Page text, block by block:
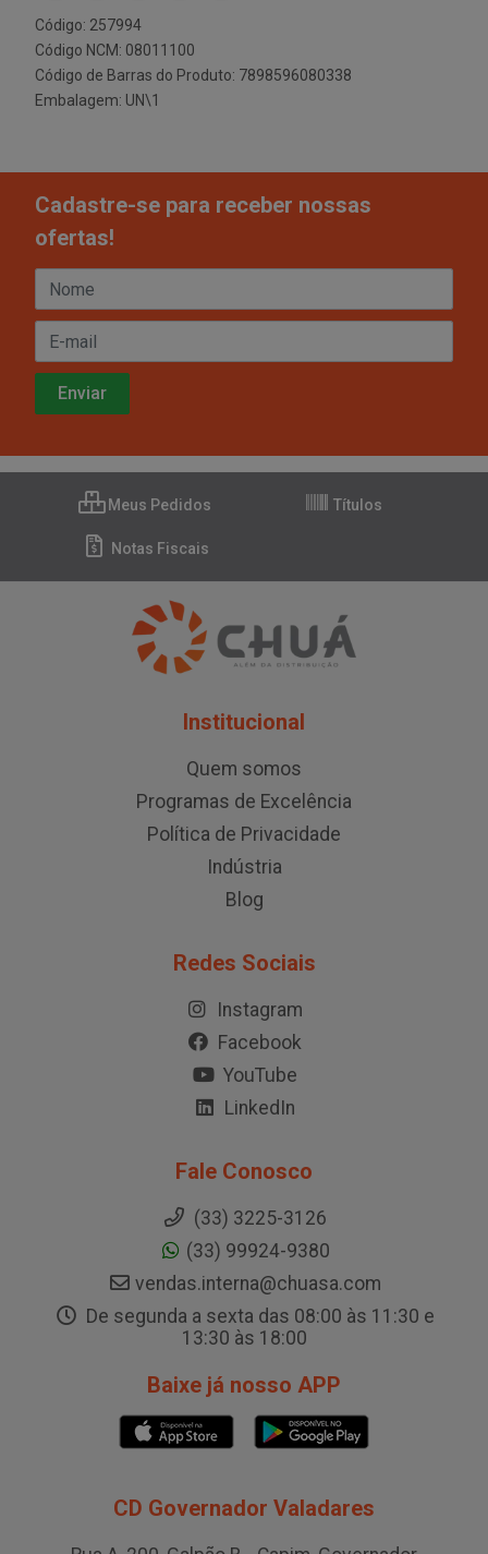
Código: 257994
Código NCM: 08011100
Código de Barras do Produto: 7898596080338
Embalagem: UN\1
Cadastre-se para receber nossas
ofertas!
Meus Pedidos Títulos
Notas Fiscais
Institucional
Quem somos
Programas de Excelência
Política de Privacidade
Indústria
Blog
Redes Sociais
Instagram
Facebook
YouTube
LinkedIn
Fale Conosco
(33) 3225-3126
(33) 99924-9380
vendas.interna@chuasa.com
De segunda a sexta das 08:00 às 11:30 e
13:30 às 18:00
Baixe já nosso APP
CD Governador Valadares